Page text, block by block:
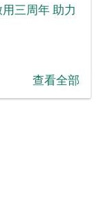
三周年 助力
查看全部